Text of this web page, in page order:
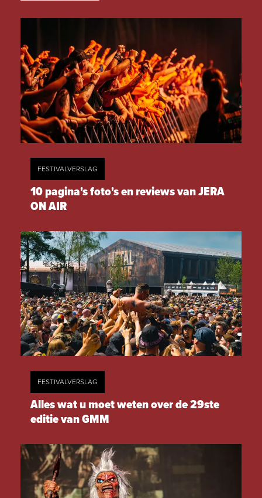
FESTIVALVERSLAG
10 pagina's foto's en reviews van JERA
ON AIR
FESTIVALVERSLAG
Alles wat u moet weten over de 29ste
editie van GMM